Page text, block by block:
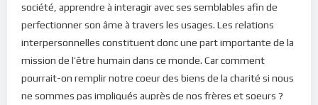
société, apprendre à interagir avec ses semblables afin de
perfectionner son âme à travers les usages. Les relations
interpersonnelles constituent donc une part importante de la
mission de l’être humain dans ce monde. Car comment
pourrait-on remplir notre coeur des biens de la charité si nous
ne sommes pas impliqués auprès de nos frères et soeurs ?